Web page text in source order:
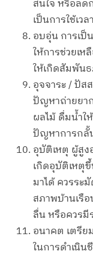
สนใจ หรือลด
เป็นการใช้เว
อบอุ่น การเป็
ให้การช่วยเ
ให้เกิดสัมพัน
อุจจาระ / ปัส
ปัญหาถ่ายยา
ผลไม้ ดื่มน้ำใ
ปัญหาการกลั้
อุบัติเหตุ ผู้สูง
เกิดอุบัติเหตุ
มาได้ ควรระ
สภาพบ้านเรื
ลื่น หรือควรมี
อนาคต เตรีย
ในการดำเนิน